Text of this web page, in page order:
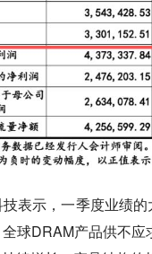
表示，一季度业绩
球DRAM产品供不